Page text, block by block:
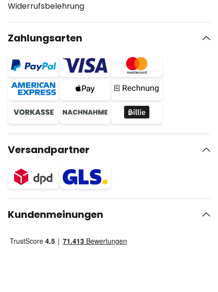
Widerrufsbelehrung
Zahlungsarten
Versandpartner
Kundenmeinungen